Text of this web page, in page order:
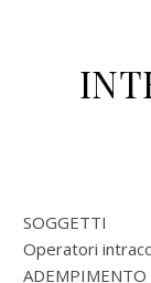
SOGGETTI
Operatori
ADEMPIMENTO